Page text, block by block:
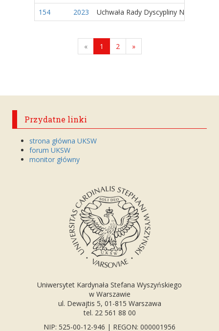
154
2023 Uchwała Rady Dyscypliny Naukowej
« 1 2 »
Przydatne linki
strona główna UKSW
forum UKSW
monitor główny
Uniwersytet Kardynała Stefana Wyszyńskiego
w Warszawie
ul. Dewajtis 5, 01-815 Warszawa
tel. 22 561 88 00
NIP: 525-00-12-946 | REGON: 000001956